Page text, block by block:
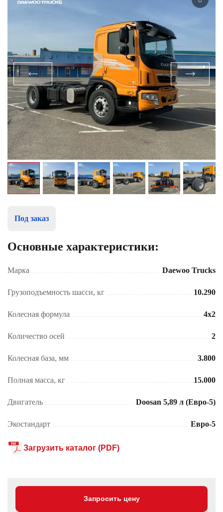
Под заказ
Основные характеристики:
Марка Daewoo Trucks
Грузоподъемность шасси, кг 10.290
Колесная формула 4x2
Количество осей 2
Колесная база, мм 3.800
Полная масса, кг 15.000
Двигатель Doosan 5,89 л (Евро-5)
Экостандарт Евро-5
Загрузить каталог (PDF)
Запросить цену